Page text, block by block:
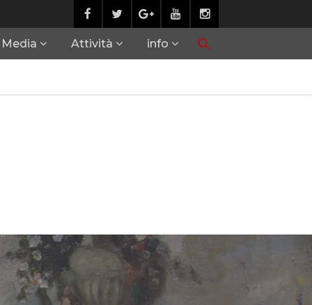
Media Attività info